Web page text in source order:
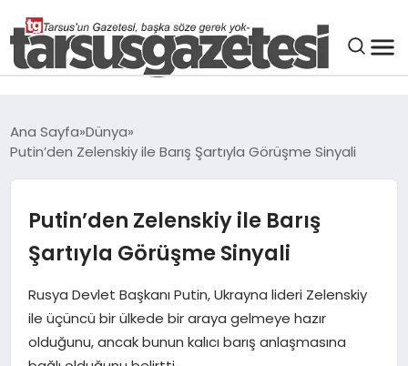
SPOR
ASAYIŞ
DÜNYA
SIYASET
Ana Sayfa Dünya
Putin’den Zelenskiy ile Barış Şartıyla Görüşme Sinyali
Putin’den Zelenskiy ile Barış
Şartıyla Görüşme Sinyali
Rusya Devlet Başkanı Putin, Ukrayna lideri Zelenskiy
ile üçüncü bir ülkede bir araya gelmeye hazır
olduğunu, ancak bunun kalıcı barış anlaşmasına